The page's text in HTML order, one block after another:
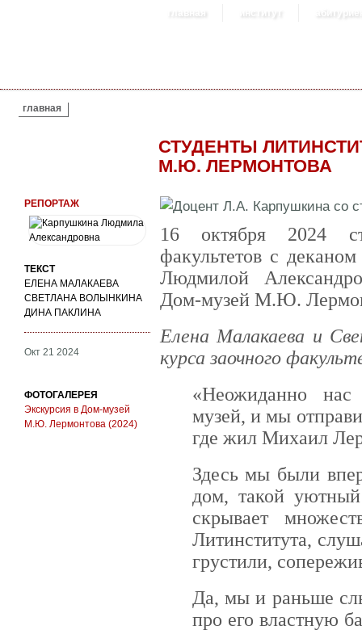
главная институт
ВЫ ЗДЕСЬ
главная
СТУДЕНТЫ
М.Ю. ЛЕРМОНТОВА
РЕПОРТАЖ
ТЕКСТ
ЕЛЕНА МАЛАКАЕВА
СВЕТЛАНА ВОЛЫНКИНА
ДИНА ПАКЛИНА
Окт 21 2024
ФОТОГАЛЕРЕЯ
Экскурсия в Дом-музей
М.Ю. Лермонтова (2024)
16 октября 2024
факультетов c
Людмилой
Дом-музей М.Ю.
Елена Малакаева и
курса заочного
«Неожиданно
музей, и мы
где жил Михаил
Здесь мы были
дом, такой
скрывает
Литинститута,
грустили,
Да, мы и раньше
про его властную